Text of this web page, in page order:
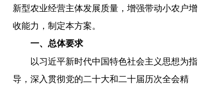
新型农业经营主体发展质量，增强带动小农户增
收能力，制定本方案。
一、总体要求
以习近平新时代中国特色社会主义思想为指
导，深入贯彻党的二十大和二十届历次全会精